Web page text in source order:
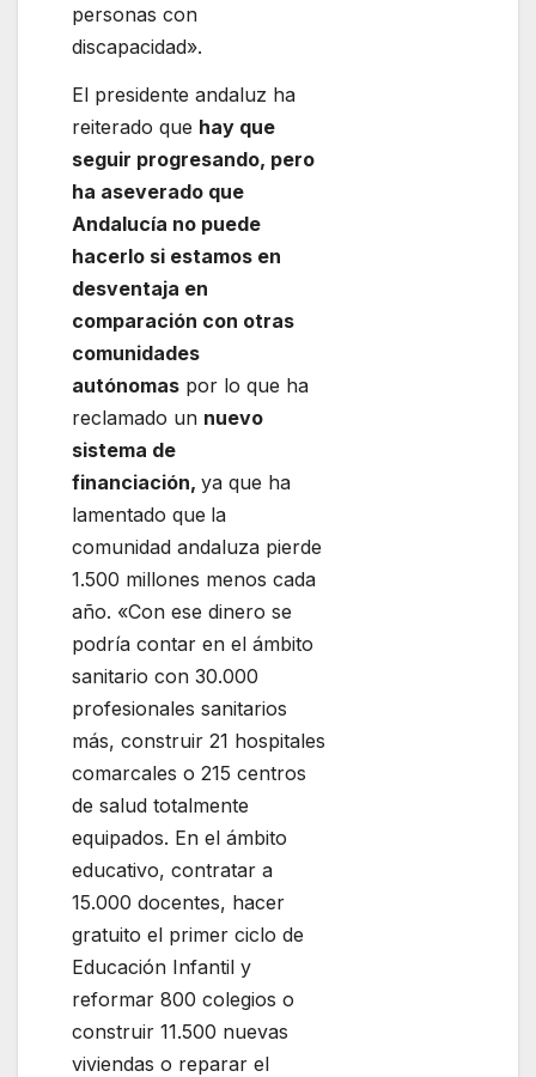
personas con
discapacidad».
El presidente andaluz ha
reiterado que hay que
seguir progresando, pero
ha aseverado que
Andalucía no puede
hacerlo si estamos en
desventaja en
comparación con otras
comunidades
autónomas por lo que ha
reclamado un nuevo
sistema de
financiación, ya que ha
lamentado que la
comunidad andaluza pierde
1.500 millones menos cada
año. «Con ese dinero se
podría contar en el ámbito
sanitario con 30.000
profesionales sanitarios
más, construir 21 hospitales
comarcales o 215 centros
de salud totalmente
equipados. En el ámbito
educativo, contratar a
15.000 docentes, hacer
gratuito el primer ciclo de
Educación Infantil y
reformar 800 colegios o
construir 11.500 nuevas
viviendas o reparar el